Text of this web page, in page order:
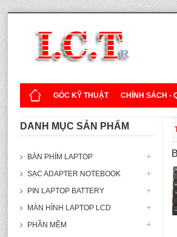
GÓC KỸ THUẬT CHÍNH SÁCH -
DANH MỤC SẢN PHẨM
BÀN PHÍM LAPTOP
SẠC ADAPTER NOTEBOOK
PIN LAPTOP BATTERY
MÀN HÌNH LAPTOP LCD
PHẦN MỀM